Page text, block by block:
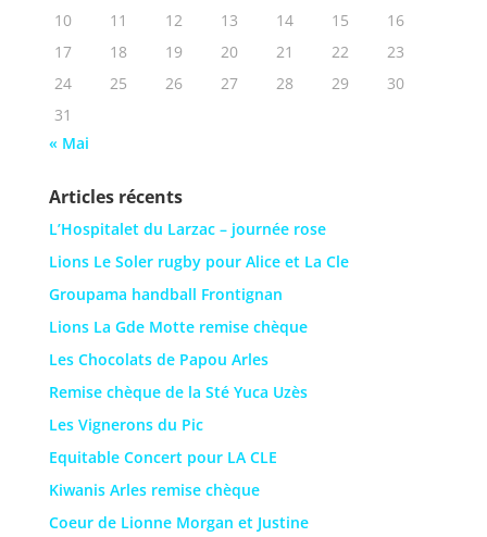
10
11 12 13 14 15
16
17
18 19 20 21 22
23
24
25 26 27 28 29
30
31
« Mai
Articles récents
L’Hospitalet du Larzac – journée rose
Lions Le Soler rugby pour Alice et La Cle
Groupama handball Frontignan
Lions La Gde Motte remise chèque
Les Chocolats de Papou Arles
Remise chèque de la Sté Yuca Uzès
Les Vignerons du Pic
Equitable Concert pour LA CLE
Kiwanis Arles remise chèque
Coeur de Lionne Morgan et Justine